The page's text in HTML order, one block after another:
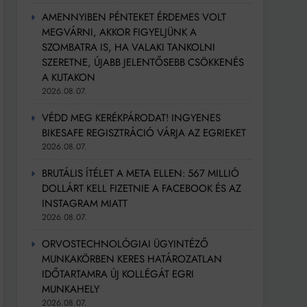
AMENNYIBEN PÉNTEKET ÉRDEMES VOLT
MEGVÁRNI, AKKOR FIGYELJÜNK A
SZOMBATRA IS, HA VALAKI TANKOLNI
SZERETNE, ÚJABB JELENTŐSEBB CSÖKKENÉS
A KUTAKON
2026.08.07.
VÉDD MEG KERÉKPÁRODAT! INGYENES
BIKESAFE REGISZTRÁCIÓ VÁRJA AZ EGRIEKET
2026.08.07.
BRUTÁLIS ÍTÉLET A META ELLEN: 567 MILLIÓ
DOLLÁRT KELL FIZETNIE A FACEBOOK ÉS AZ
INSTAGRAM MIATT
2026.08.07.
ORVOSTECHNOLÓGIAI ÜGYINTÉZŐ
MUNKAKÖRBEN KERES HATÁROZATLAN
IDŐTARTAMRA ÚJ KOLLÉGÁT EGRI
MUNKAHELY
2026.08.07.